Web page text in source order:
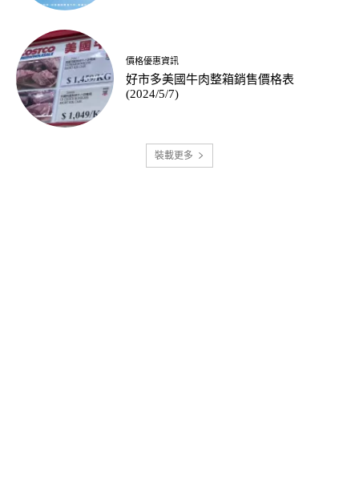
價格優惠資訊
好市多美國牛肉整箱銷售價格表
(2024/5/7)
裝載更多